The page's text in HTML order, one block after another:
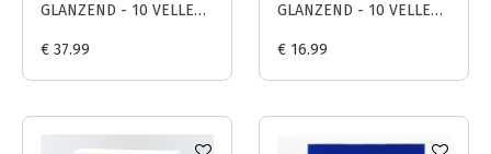
GLANZEND - 10 VELLEN
(CYAAN)
€ 37.99
GLANZEND - 10 VELLEN
(CYAAN)
€ 16.99